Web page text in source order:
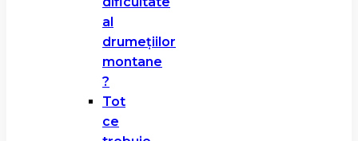
al
drumețiilor
montane
?
Tot
ce